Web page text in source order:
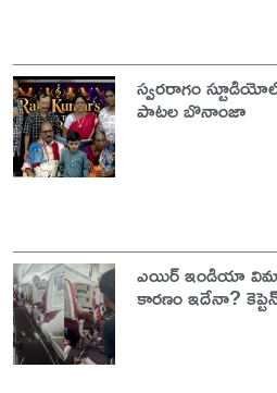
స్వరరాగం
పాటల బొనాంజా
ఎయిర్ ఇండియా
కారణం ఇదేనా?